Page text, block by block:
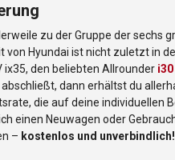
zu der Gruppe der
Hyundai ist nicht zuletzt in
ix35, den beliebten Allrounder i30
dann erhältst du
die auf deine
einen Neuwagen oder
– kostenlos und unverbindlich!